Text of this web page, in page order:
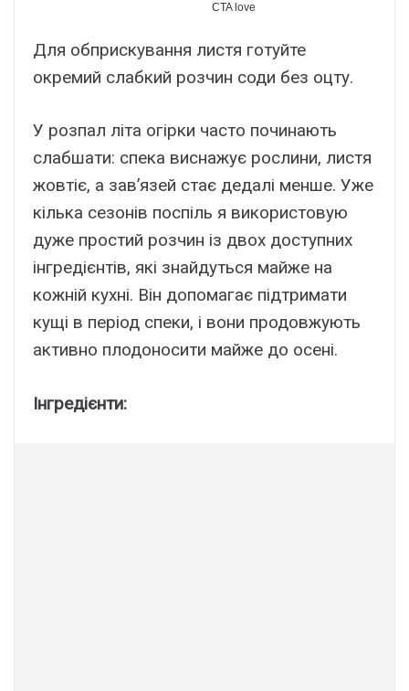
Для обприскування листя готуйте
окремий слабкий розчин соди без оцту.
У розпал літа огірки часто починають
слабшати: спека виснажує рослини, листя
жовтіє, а зав’язей стає дедалі менше. Уже
кілька сезонів поспіль я використовую
дуже простий розчин із двох доступних
інгредієнтів, які знайдуться майже на
кожній кухні. Він допомагає підтримати
кущі в період спеки, і вони продовжують
активно плодоносити майже до осені.
Інгредієнти: